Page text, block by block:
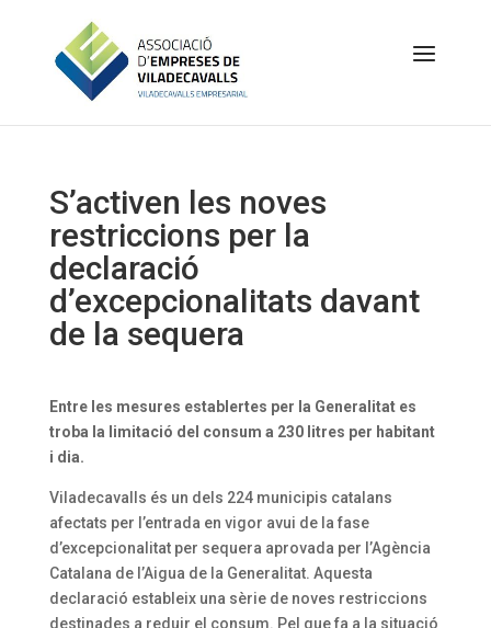
S’activen les noves
restriccions per la
declaració
d’excepcionalitats davant
de la sequera
Entre les mesures establertes per la Generalitat es
troba la limitació del consum a 230 litres per habitant
i dia.
Viladecavalls és un dels 224 municipis catalans
afectats per l’entrada en vigor avui de la fase
d’excepcionalitat per sequera aprovada per l’Agència
Catalana de l’Aigua de la Generalitat. Aquesta
declaració estableix una sèrie de noves restriccions
destinades a reduir el consum. Pel que fa a la situació